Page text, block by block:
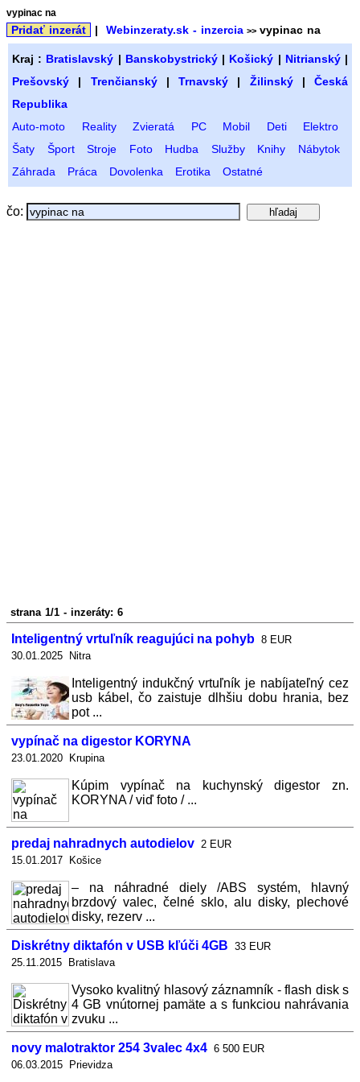
vypinac na
Pridať inzerát | Webinzeraty.sk - inzercia >> vypinac na
Kraj : Bratislavský | Banskobystrický| Košický | Nitrianský|
Prešovský | Trenčianský| Trnavský | Žilinský| Česká
Republika
Auto-moto
Reality Zvieratá PC Mobil Deti
Elektro
Šaty
Šport Stroje Foto Hudba Služby Knihy
Nábytok
Záhrada
Práca Dovolenka Erotika Ostatné
čo:
strana 1/1 - inzeráty: 6
Inteligentný vrtuľník reagujúci na pohyb 8 EUR
30.01.2025 Nitra
Inteligentný indukčný vrtuľník je nabíjateľný cez
usb kábel, čo zaistuje dlhšiu dobu hrania, bez
pot ...
vypínač na digestor KORYNA
23.01.2020 Krupina
Kúpim vypínač na kuchynský digestor zn.
KORYNA / viď foto / ...
predaj nahradnych autodielov 2 EUR
15.01.2017 Košice
– na náhradné diely /ABS systém, hlavný
brzdový valec, čelné sklo, alu disky, plechové
disky, rezerv ...
Diskrétny diktafón v USB kľúči 4GB 33 EUR
25.11.2015 Bratislava
Vysoko kvalitný hlasový záznamník - flash disk s
4 GB vnútornej pamäte a s funkciou nahrávania
zvuku ...
novy malotraktor 254 3valec 4x4 6 500 EUR
06.03.2015 Prievidza